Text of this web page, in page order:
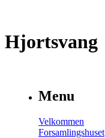
Hjortsvang
Menu
Velkommen
Forsamlingshuset